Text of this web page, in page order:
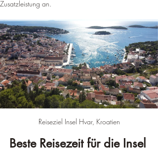
Zusatzleistung an.
Reiseziel Insel Hvar, Kroatien
Beste Reisezeit für die Insel